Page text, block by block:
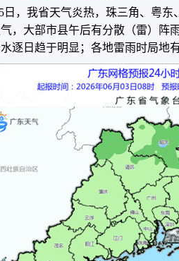
日，我省天气炎热，珠三角、粤
，大部市县午后有分散（雷）阵
逐日趋于明显；各地雷雨时局地